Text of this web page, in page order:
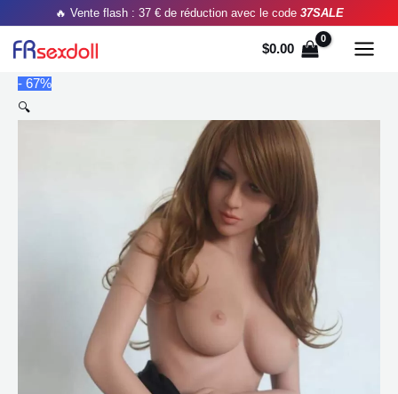
contenu
🔥 Vente flash : 37 € de réduction avec le code 37SALE
$0.00
- 67%
🔍